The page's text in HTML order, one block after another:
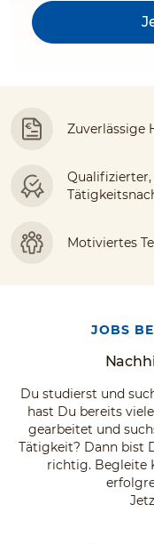
Zuverlässige
Motiviertes
JOBS
Du studierst und
hast Du bereits
gearbeitet und
Tätigkeit? Dann bist
richtig. Begleite